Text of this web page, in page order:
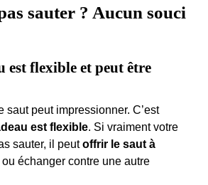
sauter ? Aucun souci
est flexible et peut être
saut peut impressionner. C’est
est flexible. Si vraiment votre
sauter, il peutoffrir le saut à
ou échanger contre une autre